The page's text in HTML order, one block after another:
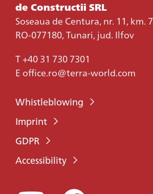
de Constructii SRL
Soseaua de Centura, nr. 11, km. 7
RO-077180, Tunari, jud. Ilfov
T+40 31 730 7301
E office.ro@terra-world.com
Whistleblowing
Imprint
GDPR
Accessibility